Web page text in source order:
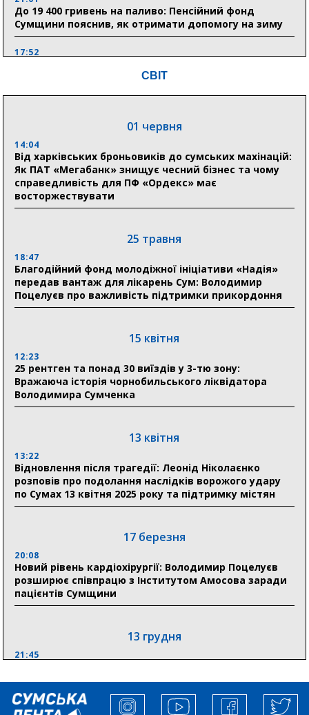
До 19 400 гривень на паливо: Пенсійний фонд
Сумщини пояснив, як отримати допомогу на зиму
17:52
Пенсійному фонді Сумщини пояснили, що робити
Артем Кобзар вручив родинам 20 полеглих Героїв
відзнаки «Почесного громадянина міста Суми»
30 липня
18:33
Олексій Романько долучився до обговорення Плану
стійкості Сумщини з Прем’єр-міністром
18:11
отримали 12 потужних станцій для Пунктів обігріву
29 липня
18:13
Лікарня Святого Пантелеймона отримала нову
28 липня
19:07
Соціальні виплати без затримок: Пенсійний фонд
Сумщини профінансував 2,5 млрд грн у липні
У Сумах завершили першочергові роботи після
атак: Ніколаєнко підбив підсумки ліквідації
наслідків
СВІТ
01 червня
14:04
Від харківських броньовиків до сумських махінацій:
Як ПАТ «Мегабанк» знищує чесний бізнес та чому
справедливість для ПФ «Ордекс» має
восторжествувати
25 травня
18:47
Благодійний фонд молодіжної ініціативи «Надія»
передав вантаж для лікарень Сум: Володимир
Поцелуєв про важливість підтримки прикордоння
15 квітня
12:23
25 рентген та понад 30 виїздів у 3-тю зону:
Вражаюча історія чорнобильського ліквідатора
Володимира Сумченка
13 квітня
13:22
Відновлення після трагедії: Леонід Ніколаєнко
розповів про подолання наслідків ворожого удару
по Сумах 13 квітня 2025 року та підтримку містян
17 березня
20:08
Новий рівень кардіохірургії: Володимир Поцелуєв
розширює співпрацю з Інститутом Амосова заради
пацієнтів Сумщини
13 грудня
21:45
збільшити завантаження стратегічних українських
виробників”, – нардеп Максим Гузенко